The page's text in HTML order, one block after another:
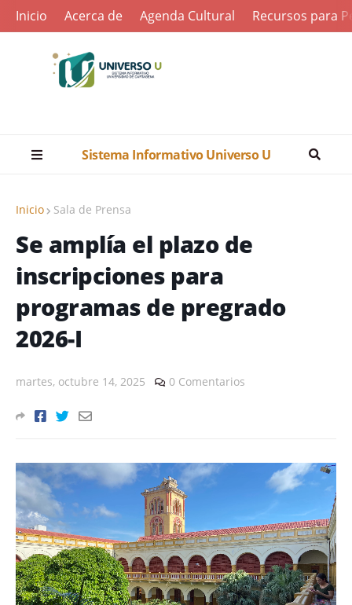
Inicio Acerca de Agenda Cultural Recursos para
Sistema Informativo Universo U
Inicio Sala de Prensa
Se amplía el plazo de
inscripciones para
programas de pregrado
2026-I
martes, octubre 14, 2025 0 Comentarios